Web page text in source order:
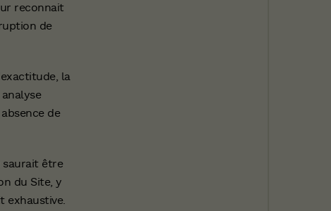
reconnait
de
la
de
saurait être
du Site, y
exhaustive.